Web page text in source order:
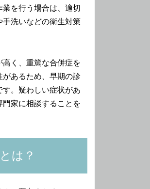
業を行う場合は、適切
手洗いなどの衛生対策
高く、重篤な合併症を
があるため、早期の診
す。疑わしい症状があ
門家に相談することを
は？